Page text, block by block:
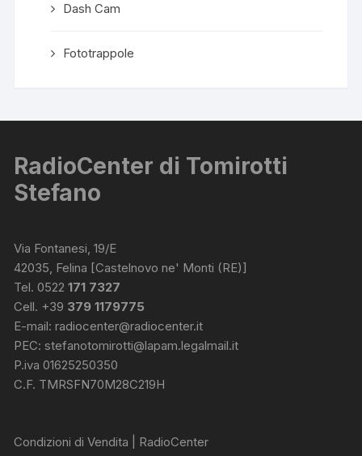
Dash Cam
Fototrappole
RadioCenter di Tomirotti
Stefano
Via Fontanesi, 19/E
42035, Felina [Castelnovo ne' Monti (RE)]
Tel. 0522171 7327
Cell. +39 379 1179775
E-mail:radiocenter@radiocenter.it
PEC:stefanotomirotti@lapam.legalmail.it
P.iva 01625250350
C.F. TMRSFN70M28C219H
Condizioni di Vendita | RadioCenter